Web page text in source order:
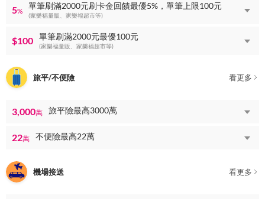
5%
單筆刷滿2000元刷卡金回饋最優5%，單筆上限100元
(家樂福量販、家樂福超市等)
$100 單筆刷滿2000元最優100元
(家樂福量販、家樂福超市等)
旅平/不便險 看更多
3,000萬 旅平險最高3000萬
22萬 不便險最高22萬
機場接送 看更多